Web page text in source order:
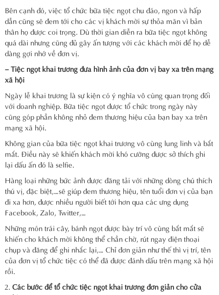
Bên cạnh đó, việc tổ chức bữa tiệc ngọt chu đáo, ngon và hấp
dẫn cũng sẽ đem tới cho các vị khách mời sự thỏa mãn vì bản
thân họ được coi trọng. Dù thời gian diễn ra bữa tiệc ngọt không
quá dài nhưng cũng đủ gây ấn tượng với các khách mời để họ dễ
dàng gợi nhớ về đơn vị.
– Tiệc ngọt khai trương đưa hình ảnh của đơn vị bay xa trên mạng
xã hội
Ngày lễ khai trương là sự kiện có ý nghĩa vô cùng quan trọng đối
với doanh nghiệp. Bữa tiệc ngọt được tổ chức trong ngày này
cũng góp phần không nhỏ đem thương hiệu của bạn bay xa trên
mạng xã hội.
Không gian của bữa tiệc ngọt khai trương vô cùng lung linh và bắt
mắt. Điều này sẽ khiến khách mời khó cưỡng được sở thích ghi
lại dấu ấn đó là selfie.
Hàng loại những bức ảnh được đăng tải với những dòng chú thích
thú vị, đặc biệt,…sẽ giúp đem thương hiệu, tên tuổi đơn vị của bạn
đi xa hơn, được nhiều người biết tới hơn qua các ưng dụng
Facebook, Zalo, Twitter,…
Những món trái cây, bánh ngọt được bày trí vô cùng bắt mắt sẽ
khiến cho khách mời không thể chần chờ, rút ngay điện thoại
chụp và đăng để ghi nhắc lại,… Chỉ đơn giản như thế thì vị trí, tên
của đơn vị tổ chức tiệc có thể đã được đánh dấu trên mạng xã hội
rồi.
Các bước để tổ chức tiệc ngọt khai trương đơn giản cho cửa